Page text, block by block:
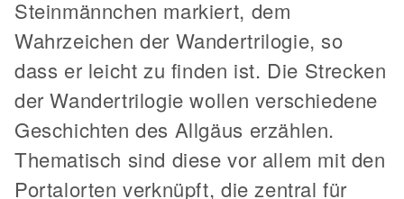
Steinmännchen markiert, dem
Wahrzeichen der Wandertrilogie, so
dass er leicht zu finden ist. Die Strecken
der Wandertrilogie wollen verschiedene
Geschichten des Allgäus erzählen.
Thematisch sind diese vor allem mit den
Portalorten verknüpft, die zentral für